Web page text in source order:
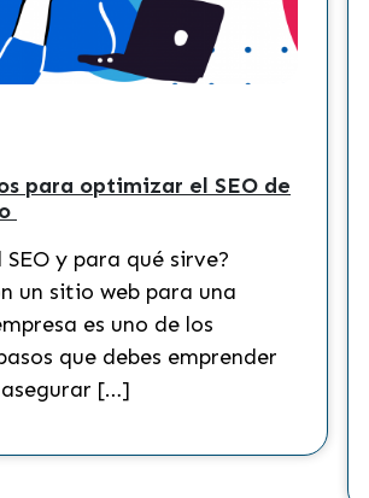
para optimizar el SEO de
SEO y para qué sirve?
un sitio web para una
es uno de los
que debes emprender
[…]